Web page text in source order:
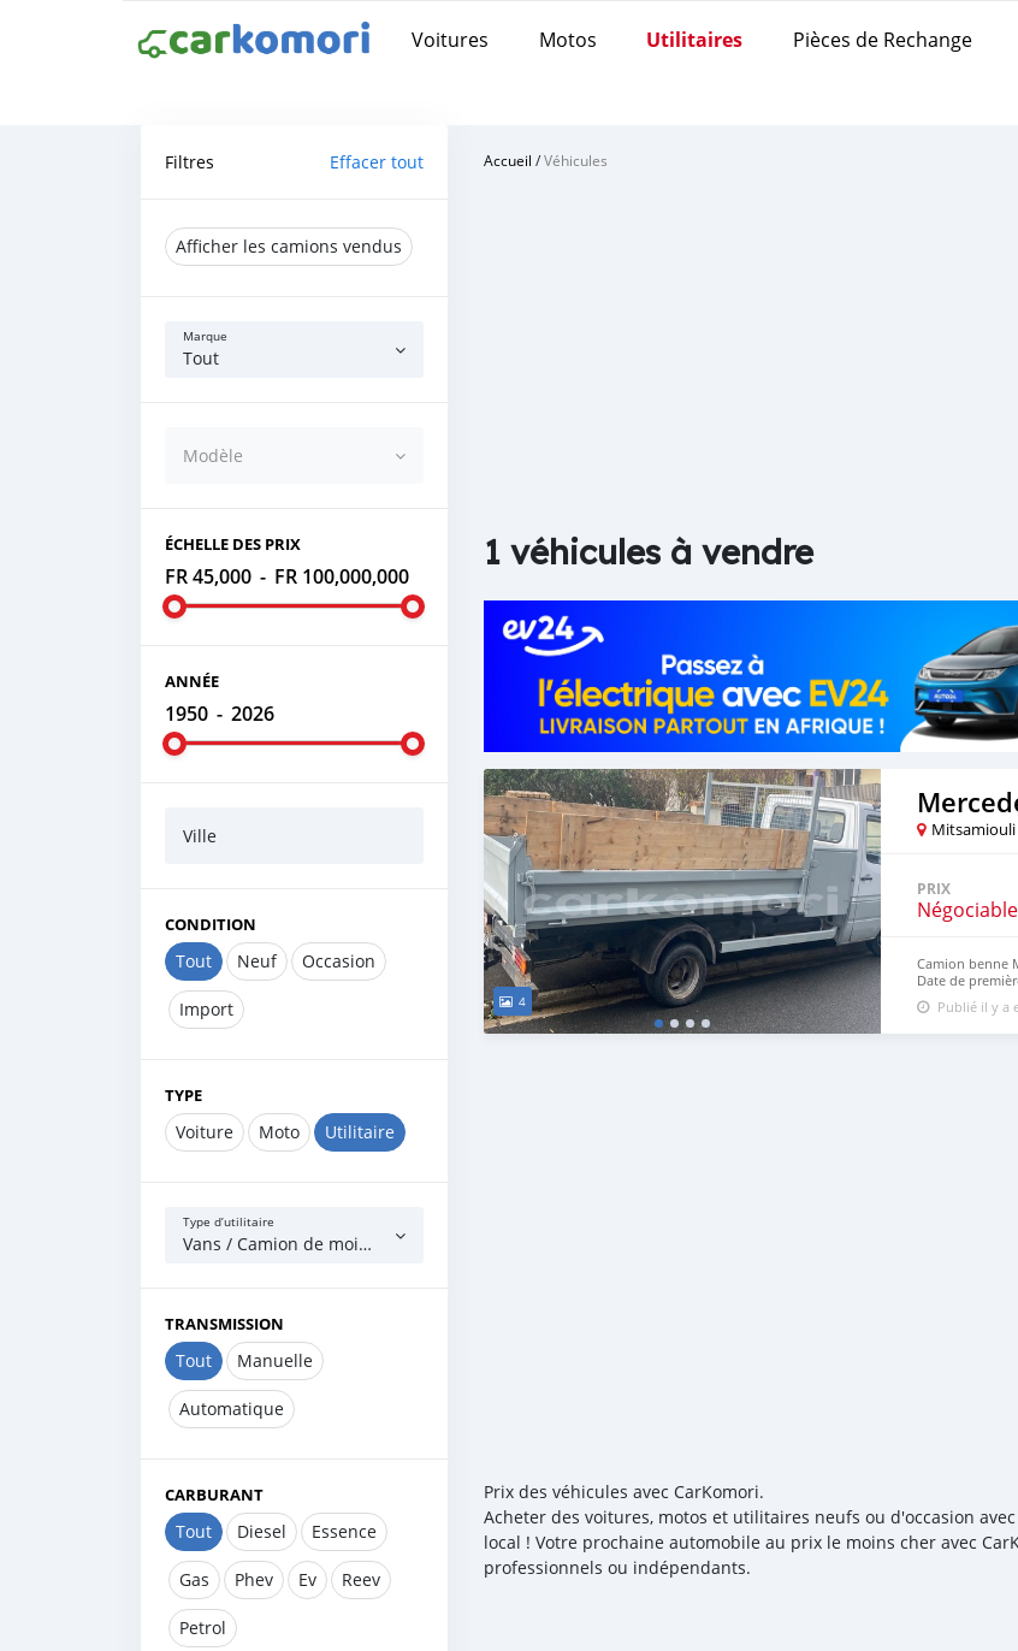
Voitures Motos Utilitaires Pièces de Rechange
Filtres Effacer tout
Afficher les camions vendus
Marque
Tout
Modèle
ÉCHELLE DES PRIX
FR 45,000 - FR 100,000,000
ANNÉE
1950 - 2026
Ville
CONDITION
Tout Neuf Occasion
Import
TYPE
Voiture Moto Utilitaire
Type d’utilitaire
Vans / Camion de moins de 7,5t
TRANSMISSION
Tout Manuelle
Automatique
CARBURANT
Tout Diesel Essence
Gas Phev Ev Reev
Petrol
Accueil /Véhicules
1 véhicules à vendre
4
Mitsamiouli
PRIX
Négociable
Camion benne
Date de
30.04.2021
Publié il y a
Prix des véhicules avec CarKomori.
Acheter des voitures, motos et utilitaires neufs ou d'occasion
local ! Votre prochaine automobile au prix le moins cher avec
professionnels ou indépendants.